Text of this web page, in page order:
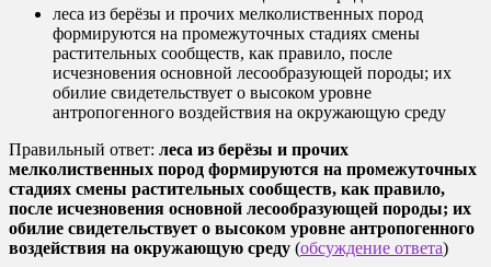
леса из берёзы и прочих мелколиственных пород
формируются на промежуточных стадиях смены
растительных сообществ, как правило, после
исчезновения основной лесообразующей породы; их
обилие свидетельствует о высоком уровне
антропогенного воздействия на окружающую среду
Правильный ответ: леса из берёзы и прочих
мелколиственных пород формируются на промежуточных
стадиях смены растительных сообществ, как правило,
после исчезновения основной лесообразующей породы; их
обилие свидетельствует о высоком уровне антропогенного
воздействия на окружающую среду (обсуждение ответа)